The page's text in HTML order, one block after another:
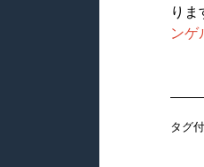
りま
ン
タグ